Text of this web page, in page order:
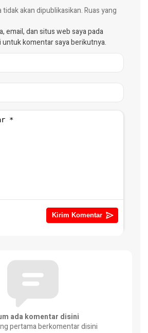
akan dipublikasikan.Ruas yang
email, dan situs web saya pada
untuk komentar saya berikutnya.
ada komentar disini
pertama berkomentar disini